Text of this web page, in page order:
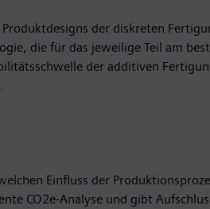
der diskreten
die für das jeweilige Teil am
der additiven
Einfluss der
CO2e-Analyse und gibt